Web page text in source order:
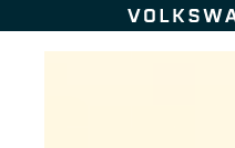
Zum Seiteninhalt springen